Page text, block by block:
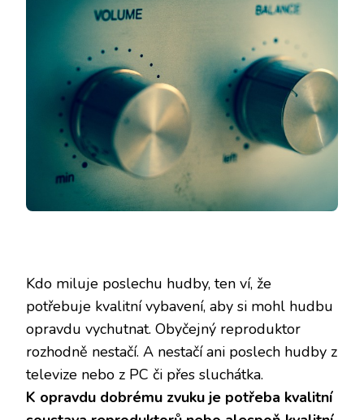
Kdo miluje poslechu hudby, ten ví, že
potřebuje kvalitní vybavení, aby si mohl hudbu
opravdu vychutnat. Obyčejný reproduktor
rozhodně nestačí. A nestačí ani poslech hudby z
televize nebo z PC či přes sluchátka.
K opravdu dobrému zvuku je potřeba kvalitní